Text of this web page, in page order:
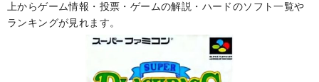
上からゲーム情報・投票・ゲームの解説・ハードのソフト一覧や
ランキングが見れます。